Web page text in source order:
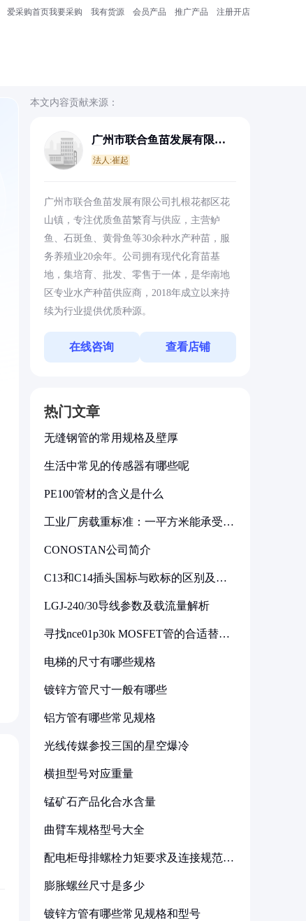
爱采购首页我要采购 我有货源 会员产品 推广产品 注册开店
本文内容贡献来源：
广州市联合鱼苗发展有限公
法人:崔起
广州市联合鱼苗发展有限公司扎根花都区花
山镇，专注优质鱼苗繁育与供应，主营鲈
鱼、石斑鱼、黄骨鱼等30余种水产种苗，服
务养殖业20余年。公司拥有现代化育苗基
地，集培育、批发、零售于一体，是华南地
区专业水产种苗供应商，2018年成立以来持
续为行业提供优质种源。
在线咨询 查看店铺
热门文章
无缝钢管的常用规格及壁厚
生活中常见的传感器有哪些呢
PE100管材的含义是什么
工业厂房载重标准：一平方米能承受多
CONOSTAN公司简介
C13和C14插头国标与欧标的区别及其
LGJ-240/30导线参数及载流量解析
寻找nce01p30k MOSFET管的合适替代
电梯的尺寸有哪些规格
镀锌方管尺寸一般有哪些
铝方管有哪些常见规格
光线传媒参投三国的星空爆冷
横担型号对应重量
锰矿石产品化合水含量
曲臂车规格型号大全
配电柜母排螺栓力矩要求及连接规范详
膨胀螺丝尺寸是多少
镀锌方管有哪些常见规格和型号